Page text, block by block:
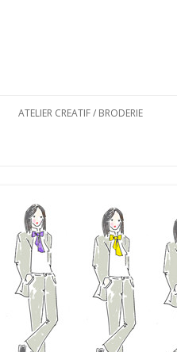
ATELIER CREATIF / BRODERIE